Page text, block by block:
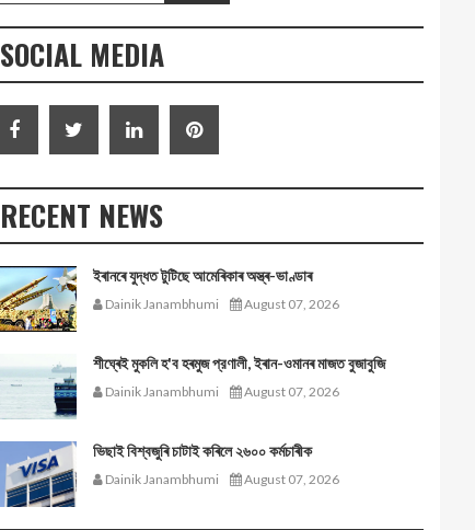
SOCIAL MEDIA
RECENT NEWS
ইৰানৰে যুদ্ধত টুটিছে আমেৰিকাৰ অস্ত্ৰ-ভাণ্ডাৰ
Dainik Janambhumi August 07, 2026
শীঘ্ৰেই মুকলি হ'ব হৰমুজ প্রণালী, ইৰান-ওমানৰ মাজত বুজাবুজি
Dainik Janambhumi August 07, 2026
ভিছাই বিশ্বজুৰি চাটাই কৰিলে ২৬০০ কৰ্মচাৰীক
Dainik Janambhumi August 07, 2026